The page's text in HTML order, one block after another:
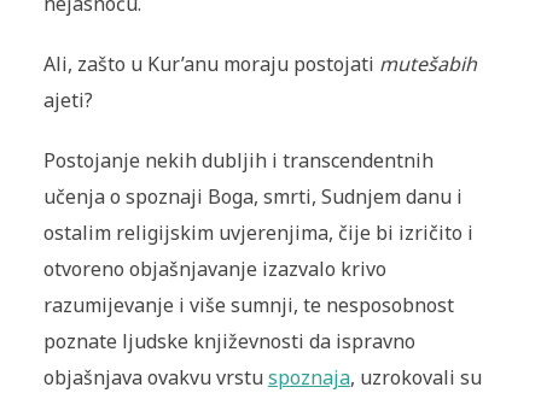
Ali, zašto u Kur’anu moraju postojati mutešabih
ajeti?
Postojanje nekih dubljih i transcendentnih
učenja o spoznaji Boga, smrti, Sudnjem danu i
ostalim religijskim uvjerenjima, čije bi izričito i
otvoreno objašnjavanje izazvalo krivo
razumijevanje i više sumnji, te nesposobnost
poznate ljudske književnosti da ispravno
objašnjava ovakvu vrstuspoznaja, uzrokovali su